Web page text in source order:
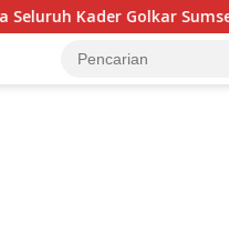
Sumsel Perkuat